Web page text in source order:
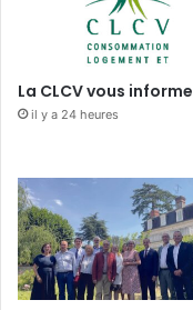
La CLCV vous informe
il y a 24 heures